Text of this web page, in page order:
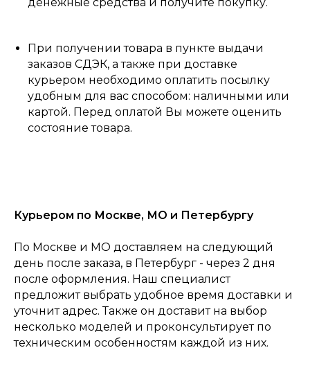
При получении товара в пункте выдачи
заказов СДЭК, а также при доставке
курьером необходимо оплатить посылку
удобным для вас способом: наличными или
картой. Перед оплатой Вы можете оценить
состояние товара.
Курьером по Москве, МО и Петербургу
По Москве и МО доставляем на следующий
день после заказа, в Петербург - через 2 дня
после оформления. Наш специалист
предложит выбрать удобное время доставки и
уточнит адрес. Также он доставит на выбор
несколько моделей и проконсультирует по
техническим особенностям каждой из них.